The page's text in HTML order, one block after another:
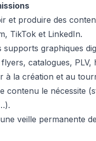
et produire des
TikTok et LinkedIn.
supports graphiques
catalogues,
à la création et au
contenu le nécessite
veille permanente